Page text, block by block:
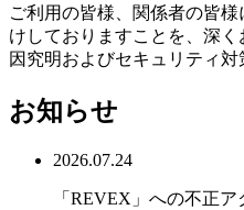
ご利用の皆様、関係者の皆
けしておりますことを、深
因究明およびセキュリティ対
お知らせ
2026.07.24
「REVEX」への不正